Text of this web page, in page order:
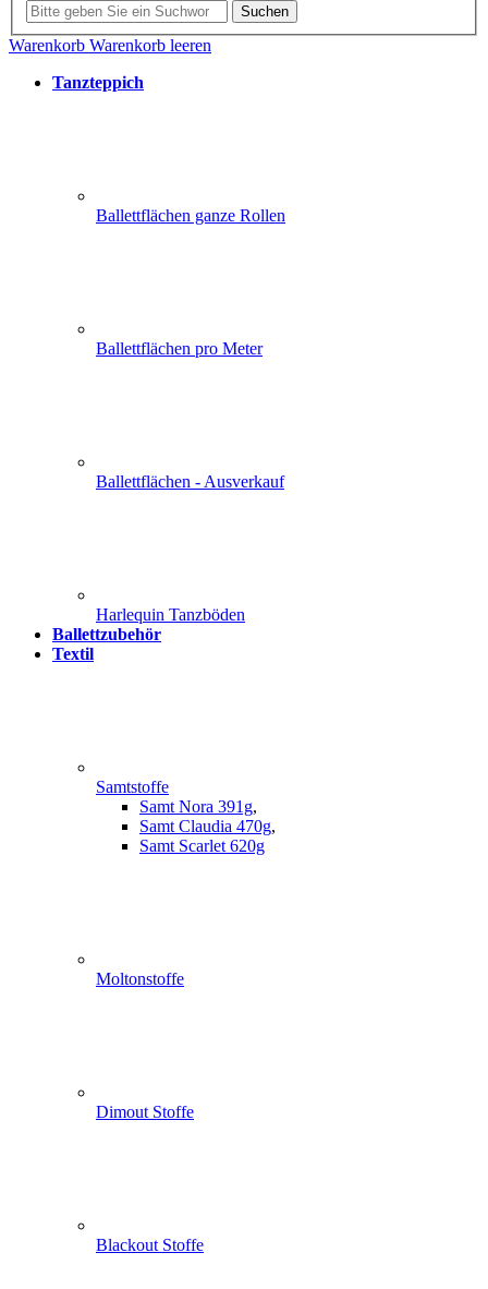
Suchen
Warenkorb Warenkorb leeren
Tanzteppich
Ballettflächen ganze Rollen
Ballettflächen pro Meter
Ballettflächen - Ausverkauf
Harlequin Tanzböden
Ballettzubehör
Textil
Samtstoffe
Samt Nora 391g,
Samt Claudia 470g,
Samt Scarlet 620g
Moltonstoffe
Dimout Stoffe
Blackout Stoffe